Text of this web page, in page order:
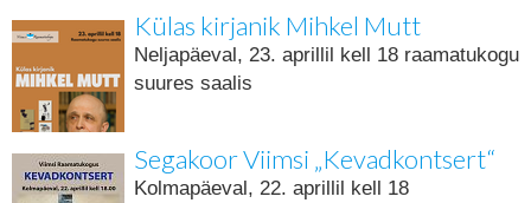
Külas kirjanik Mihkel Mutt
Neljapäeval, 23. aprillil kell 18 raamatukogu
suures saalis
Segakoor Viimsi „Kevadkontsert“
Kolmapäeval, 22. aprillil kell 18